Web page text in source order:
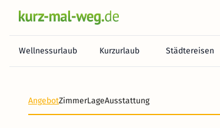
Wellnessurlaub Kurzurlaub Städtereisen
AngebotZimmerLageAusstattung